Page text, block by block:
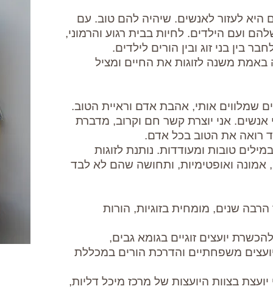
היא לעזור לאנשים. שיהיה להם טוב. עם
ועם הילדים. לחיות בבית רגוע והרמוני,
בין בני זוג ובין הורים לילדים.
משנה לזוגות את החיים ומציל
שמלווים אותי, אהבת אדם וראיית הטוב.
אני יוצרת קשר חם וקרוב, מדברת
רואה את הטוב בכל אדם.
טובות ומעודדות. נותנת לזוגות
אמונה ואופטימיות, ותחושה שהם לא לבד
הרבה שנים, מומחית בזוגיות, הורות
יועצים זוגיים בגומא גבים,
משפחתיים והדרכת הורים במכללת
יועצת בצוות היועצות של מרכז מיכל דליות,